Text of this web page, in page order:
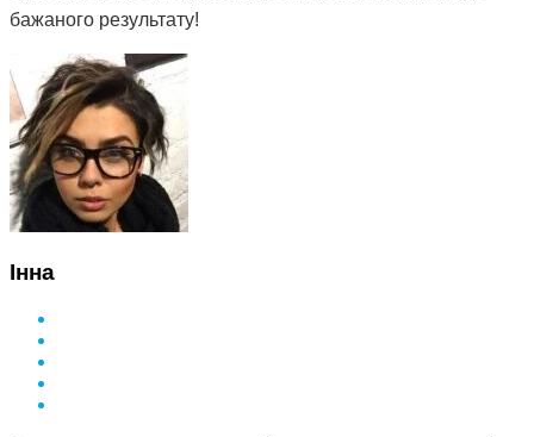
бажаного результату!
Інна